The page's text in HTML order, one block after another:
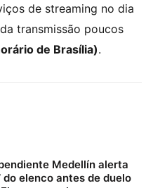
de streaming no dia
transmissão poucos
de Brasília).
Medellín alerta
do elenco antes de duelo